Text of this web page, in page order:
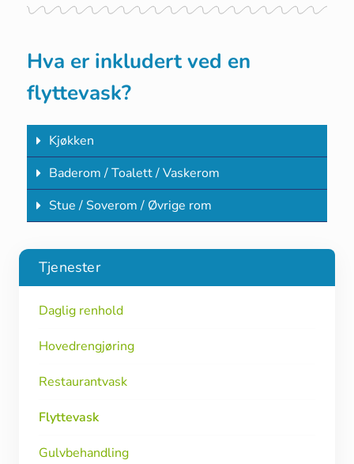
Hva er inkludert ved en
flyttevask?
Kjøkken
Baderom / Toalett / Vaskerom
Stue / Soverom / Øvrige rom
Tjenester
Daglig renhold
Hovedrengjøring
Restaurantvask
Flyttevask
Gulvbehandling